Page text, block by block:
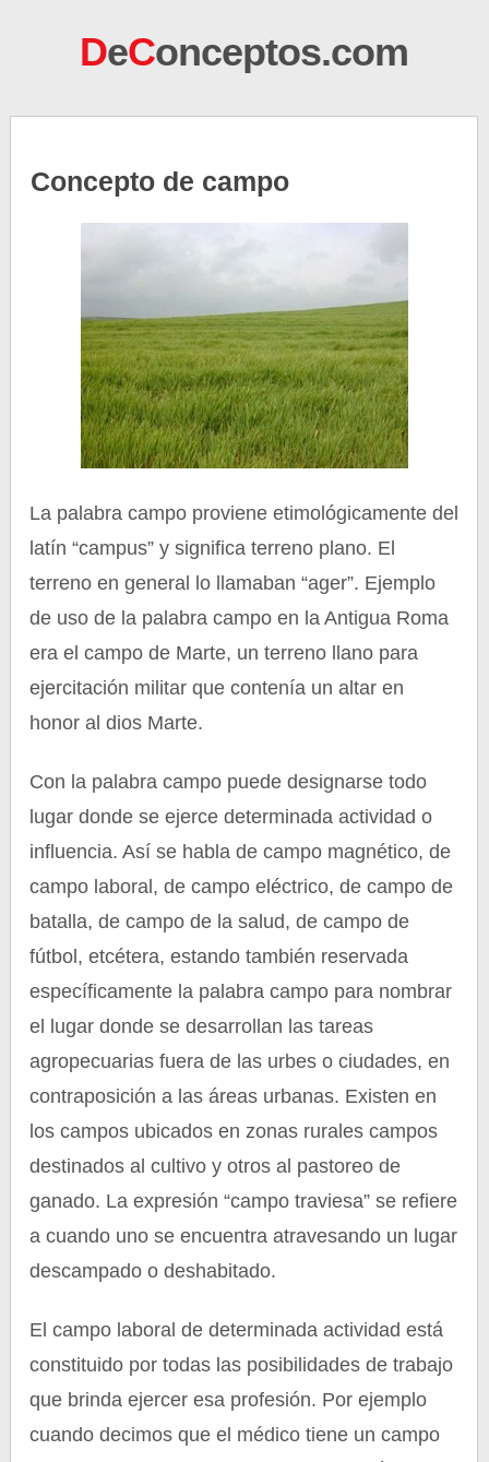
DeConceptos.com
Concepto de campo
La palabra campo proviene etimológicamente del
latín “campus” y significa terreno plano. El
terreno en general lo llamaban “ager”. Ejemplo
de uso de la palabra campo en la Antigua Roma
era el campo de Marte, un terreno llano para
ejercitación militar que contenía un altar en
honor al dios Marte.
Con la palabra campo puede designarse todo
lugar donde se ejerce determinada actividad o
influencia. Así se habla de campo magnético, de
campo laboral, de campo eléctrico, de campo de
batalla, de campo de la salud, de campo de
fútbol, etcétera, estando también reservada
específicamente la palabra campo para nombrar
el lugar donde se desarrollan las tareas
agropecuarias fuera de las urbes o ciudades, en
contraposición a las áreas urbanas. Existen en
los campos ubicados en zonas rurales campos
destinados al cultivo y otros al pastoreo de
ganado. La expresión “campo traviesa” se refiere
a cuando uno se encuentra atravesando un lugar
descampado o deshabitado.
El campo laboral de determinada actividad está
constituido por todas las posibilidades de trabajo
que brinda ejercer esa profesión. Por ejemplo
cuando decimos que el médico tiene un campo